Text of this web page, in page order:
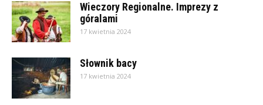
Wieczory Regionalne. Imprezy z
góralami
17 kwietnia 2024
Słownik bacy
17 kwietnia 2024